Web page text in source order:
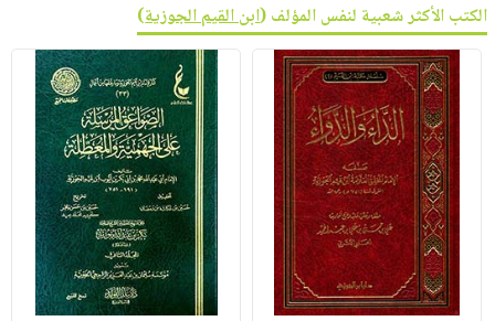
الكتب الأكثر شعبية لنفس المؤلف (ابن القيم الجوزية)